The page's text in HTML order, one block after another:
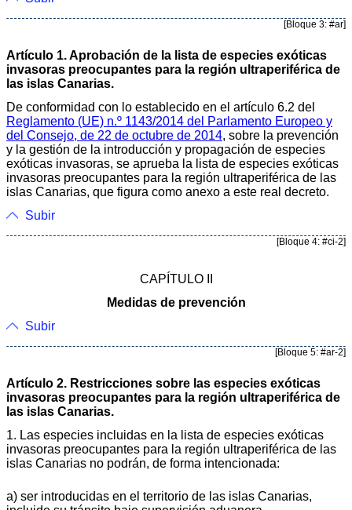
[Bloque 3: #ar]
Artículo 1. Aprobación de la lista de especies exóticas
invasoras preocupantes para la región ultraperiférica de
las islas Canarias.
De conformidad con lo establecido en el artículo 6.2 del
Reglamento (UE) n.º 1143/2014 del Parlamento Europeo y
del Consejo, de 22 de octubre de 2014, sobre la prevención
y la gestión de la introducción y propagación de especies
exóticas invasoras, se aprueba la lista de especies exóticas
invasoras preocupantes para la región ultraperiférica de las
islas Canarias, que figura como anexo a este real decreto.
Subir
[Bloque 4: #ci-2]
CAPÍTULO II
Medidas de prevención
Subir
[Bloque 5: #ar-2]
Artículo 2. Restricciones sobre las especies exóticas
invasoras preocupantes para la región ultraperiférica de
las islas Canarias.
1. Las especies incluidas en la lista de especies exóticas
invasoras preocupantes para la región ultraperiférica de las
islas Canarias no podrán, de forma intencionada:
a) ser introducidas en el territorio de las islas Canarias,